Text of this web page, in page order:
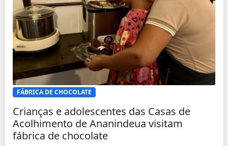
FÁBRICA DE CHOCOLATE
Crianças e adolescentes das Casas de
Acolhimento de Ananindeua visitam
fábrica de chocolate